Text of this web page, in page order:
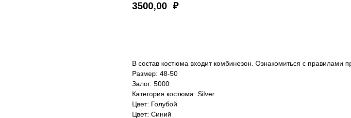
3500,00 ₽
В состав костюма входит комбинезон. Ознакомиться с правилами
Размер: 48-50
Залог: 5000
Категория костюма: Silver
Цвет: Голубой
Цвет: Синий